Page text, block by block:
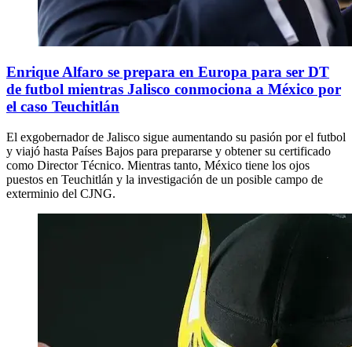
Enrique Alfaro se prepara en Europa para ser DT
de futbol mientras Jalisco conmociona a México por
el caso Teuchitlán
El exgobernador de Jalisco sigue aumentando su pasión por el futbol
y viajó hasta Países Bajos para prepararse y obtener su certificado
como Director Técnico. Mientras tanto, México tiene los ojos
puestos en Teuchitlán y la investigación de un posible campo de
exterminio del CJNG.